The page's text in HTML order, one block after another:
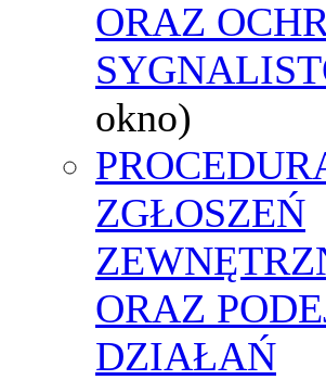
ORAZ
okno)
ZGŁOSZEŃ
ORAZ
DZIAŁAŃ